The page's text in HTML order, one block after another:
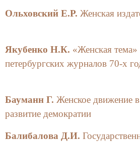
Для всех нас организаторов
научной конференции в июне
традиций Санкт-Петербургского
Тематика конференции
рабочих заседаниях знания и
специалистов: архивистов,
культурологов, филологов и др.
Ольховский Е.Р. Женская
Якубенко Н.К. «Женская тема»
петербургских журналов 70-х
Бауманн Г. Женское движение
развитие демократии
Балибалова Д.И.